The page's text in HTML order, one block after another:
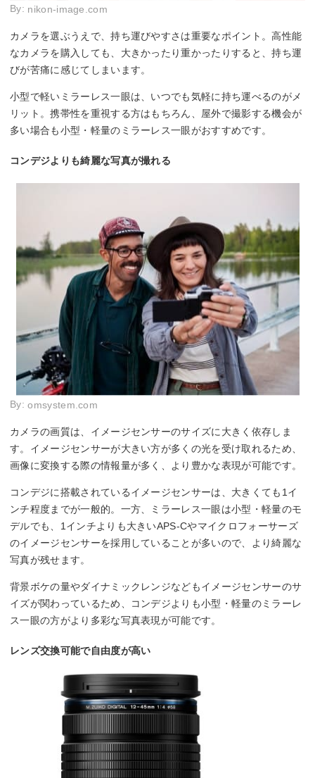
By: nikon-image.com
カメラを選ぶうえで、持ち運びやすさは重要なポイント。高性能
なカメラを購入しても、大きかったり重かったりすると、持ち運
びが苦痛に感じてしまいます。
小型で軽いミラーレス一眼は、いつでも気軽に持ち運べるのがメ
リット。携帯性を重視する方はもちろん、屋外で撮影する機会が
多い場合も小型・軽量のミラーレス一眼がおすすめです。
コンデジよりも綺麗な写真が撮れる
By:omsystem.com
カメラの画質は、イメージセンサーのサイズに大きく依存しま
す。イメージセンサーが大きい方が多くの光を受け取れるため、
画像に変換する際の情報量が多く、より豊かな表現が可能です。
コンデジに搭載されているイメージセンサーは、大きくても1イ
ンチ程度までが一般的。一方、ミラーレス一眼は小型・軽量のモ
デルでも、1インチよりも大きいAPS-Cやマイクロフォーサーズ
のイメージセンサーを採用していることが多いので、より綺麗な
写真が残せます。
背景ボケの量やダイナミックレンジなどもイメージセンサーのサ
イズが関わっているため、コンデジよりも小型・軽量のミラーレ
ス一眼の方がより多彩な写真表現が可能です。
レンズ交換可能で自由度が高い